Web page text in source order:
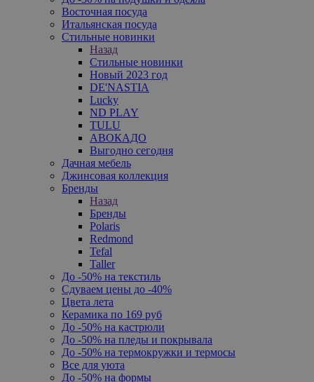
Восточная посуда
Итальянская посуда
Стильные новинки
Назад
Стильные новинки
Новый 2023 год
DE'NASTIA
Lucky
ND PLAY
TULU
АВОКАДО
Выгодно сегодня
Дачная мебель
Джинсовая коллекция
Бренды
Назад
Бренды
Polaris
Redmond
Tefal
Taller
До -50% на текстиль
Сдуваем цены до -40%
Цвета лета
Керамика по 169 руб
До -50% на кастрюли
До -50% на пледы и покрывала
До -50% на термокружки и термосы
Все для уюта
До -50% на формы